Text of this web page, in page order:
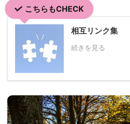
こちらもCHECK
相互リンク集
続きを見る